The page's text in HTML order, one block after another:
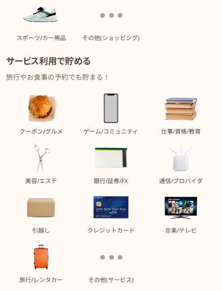
スポーツ/カー用品 その他(ショッピング)
サービス利用で貯める
旅行やお食事の予約でも貯まる！
クーポン/グルメ ゲーム/コミュニティ 仕事/資格/教育
美容/エステ 銀行/証券/FX 通信/プロバイダ
引越し クレジットカード 音楽/テレビ
旅行/レンタカー その他(サービス)